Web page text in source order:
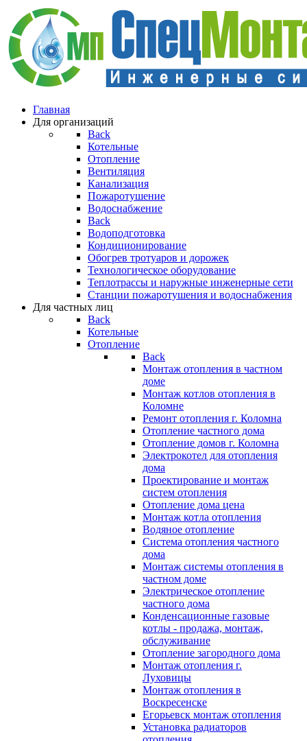
Главная
Для организаций
Back
Котельные
Отопление
Вентиляция
Канализация
Пожаротушение
Водоснабжение
Back
Водоподготовка
Кондиционирование
Обогрев тротуаров и дорожек
Технологическое оборудование
Теплотрассы и наружные инженерные сети
Станции пожаротушения и водоснабжения
Для частных лиц
Back
Котельные
Отопление
Back
Монтаж отопления в частном
доме
Монтаж котлов отопления в
Коломне
Ремонт отопления г. Коломна
Отопление частного дома
Отопление домов г. Коломна
Электрокотел для отопления
дома
Проектирование и монтаж
систем отопления
Отопление дома цена
Монтаж котла отопления
Водяное отопление
Система отопления частного
дома
Монтаж системы отопления в
частном доме
Электрическое отопление
частного дома
Конденсационные газовые
котлы - продажа, монтаж,
обслуживание
Отопление загородного дома
Монтаж отопления г.
Луховицы
Монтаж отопления в
Воскресенске
Егорьевск монтаж отопления
Установка радиаторов